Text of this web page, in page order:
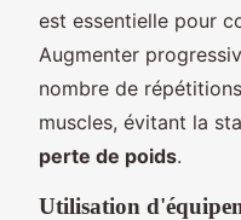
est essentielle pour
Augmenter
nombre de
muscles, évitant la
perte de poids.
Utilisation